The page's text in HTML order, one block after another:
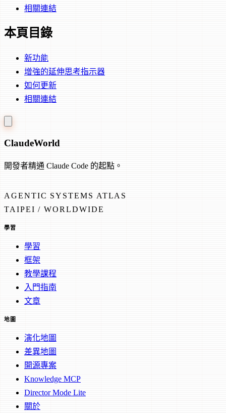
相關連結
本頁目錄
新功能
增強的延伸思考指示器
如何更新
相關連結
ClaudeWorld
開發者精通 Claude Code 的起點。
AGENTIC SYSTEMS ATLAS
TAIPEI / WORLDWIDE
學習
學習
框架
教學課程
入門指南
文章
地圖
演化地圖
差異地圖
開源專案
Knowledge MCP
Director Mode Lite
關於